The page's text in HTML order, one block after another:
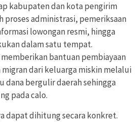
kabupaten dan kota pengirim
proses administrasi, pemeriksaan
lowongan resmi, hingga
dalam satu tempat.
bantuan pembiayaan
dari keluarga miskin melalui
dana bergulir daerah sehingga
pada calo.
dapat dihitung secara konkret.